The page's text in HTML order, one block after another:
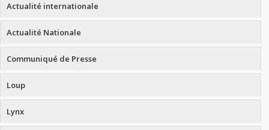
Actualité internationale
Actualité Nationale
Communiqué de Presse
Loup
Lynx